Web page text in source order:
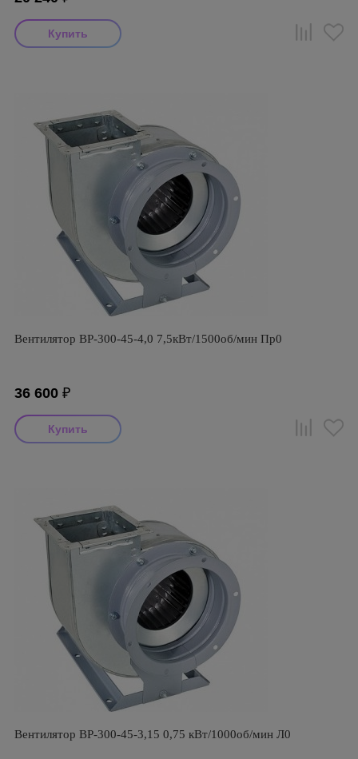
Вентилятор ВР-300-45-4,0 7,5кВт/1500об/мин Пр0
36 600 ₽
Вентилятор ВР-300-45-3,15 0,75 кВт/1000об/мин Л0